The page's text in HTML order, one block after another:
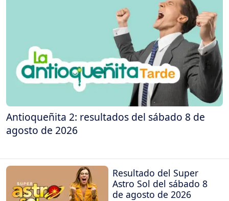
Antioqueñita 2: resultados del sábado 8 de
agosto de 2026
Resultado del Super
Astro Sol del sábado 8
de agosto de 2026